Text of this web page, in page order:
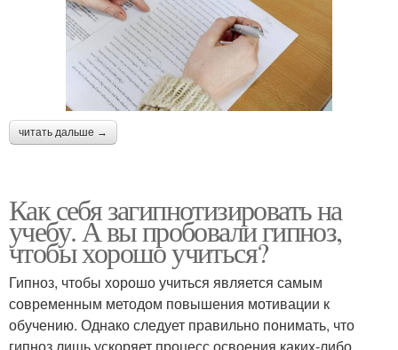
читать дальше →
Как себя загипнотизировать на
учебу. А вы пробовали гипноз,
чтобы хорошо учиться?
Гипноз, чтобы хорошо учиться является самым
современным методом повышения мотивации к
обучению. Однако следует правильно понимать, что
гипноз лишь ускоряет процесс освоения каких-либо